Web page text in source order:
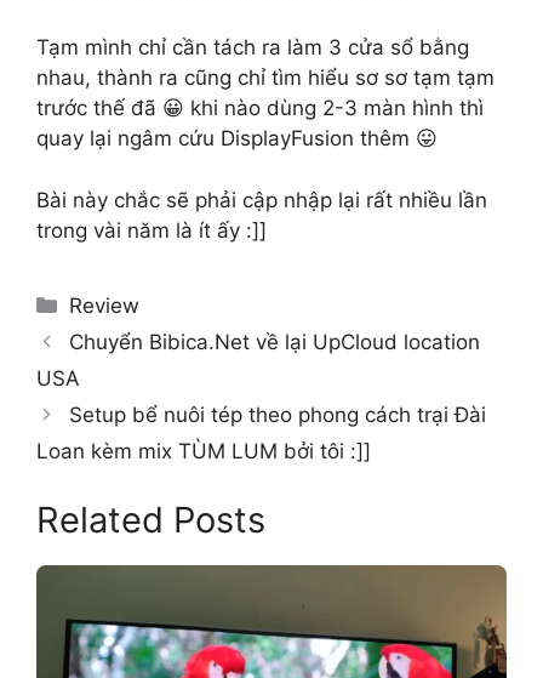
Tạm mình chỉ cần tách ra làm 3 cửa sổ bằng
nhau, thành ra cũng chỉ tìm hiểu sơ sơ tạm tạm
trước thế đã 😀 khi nào dùng 2-3 màn hình thì
quay lại ngâm cứu DisplayFusion thêm 😛
Bài này chắc sẽ phải cập nhập lại rất nhiều lần
trong vài năm là ít ấy :]]
Categories
Review
Chuyển Bibica.Net về lại UpCloud location
USA
Setup bể nuôi tép theo phong cách trại Đài
Loan kèm mix TÙM LUM bởi tôi :]]
Related Posts